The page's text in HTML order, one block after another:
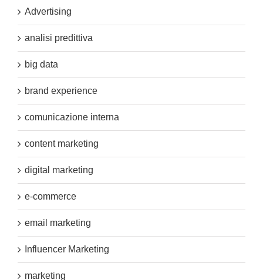
Advertising
analisi predittiva
big data
brand experience
comunicazione interna
content marketing
digital marketing
e-commerce
email marketing
Influencer Marketing
marketing